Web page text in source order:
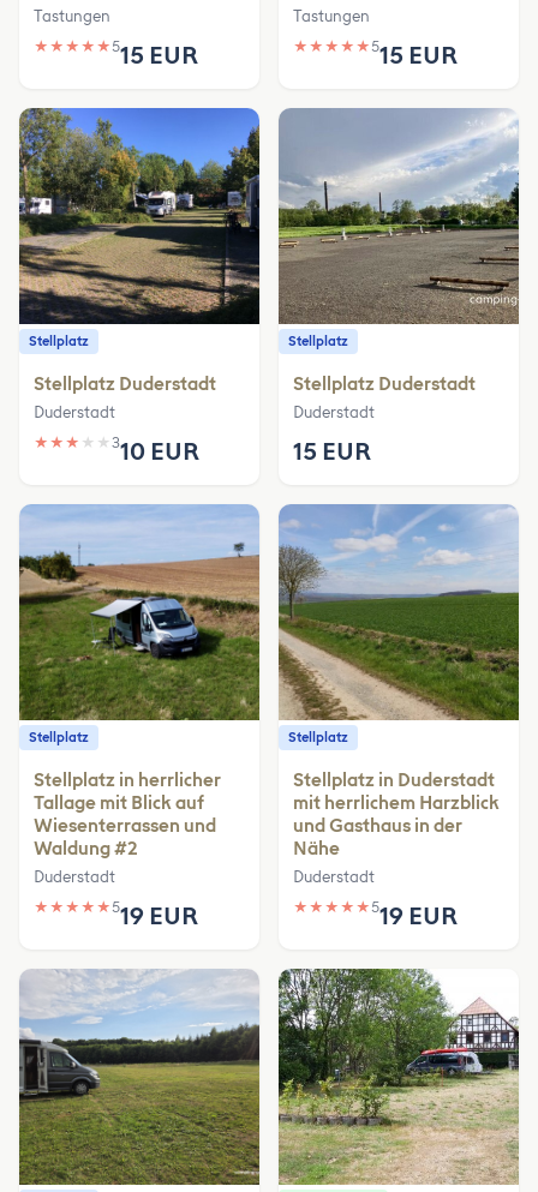
Tastungen
★ ★ ★ ★ ★515 EUR
Tastungen
★ ★ ★ ★ ★515 EUR
Stellplatz
Stellplatz Duderstadt
Duderstadt
★ ★ ★ ★ ★ 310 EUR
Stellplatz
Stellplatz Duderstadt
Duderstadt
15 EUR
Stellplatz
Stellplatz in herrlicher
Tallage mit Blick auf
Wiesenterrassen und
Waldung #2
Duderstadt
★ ★ ★ ★ ★519 EUR
Stellplatz
Stellplatz in Duderstadt
mit herrlichem Harzblick
und Gasthaus in der
Nähe
Duderstadt
★ ★ ★ ★ ★519 EUR